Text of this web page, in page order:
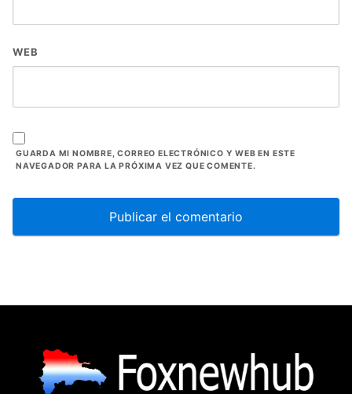
WEB
GUARDA MI NOMBRE, CORREO ELECTRÓNICO Y WEB EN ESTE
NAVEGADOR PARA LA PRÓXIMA VEZ QUE COMENTE.